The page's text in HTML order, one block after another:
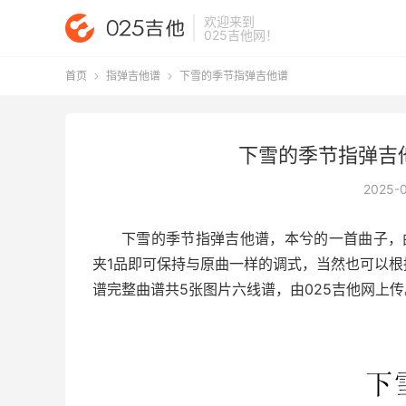
欢迎来到
025吉他网 ！
首页  指弹吉他谱  下雪的季节指弹吉他谱
下雪的季节指弹吉
2025-
下雪的季节指弹吉他谱，本兮的一首曲子
夹1品即可保持与原曲一样的调式，当然也可以
谱完整曲谱共5张图片六线谱，由025吉他网上